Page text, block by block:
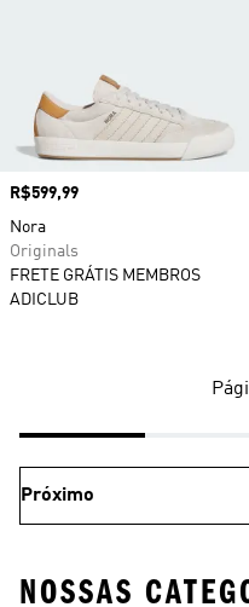
Preço
R$599,99
Nora
Originals
FRETE GRÁTIS MEMBROS
ADICLUB
Próximo
NOSSAS